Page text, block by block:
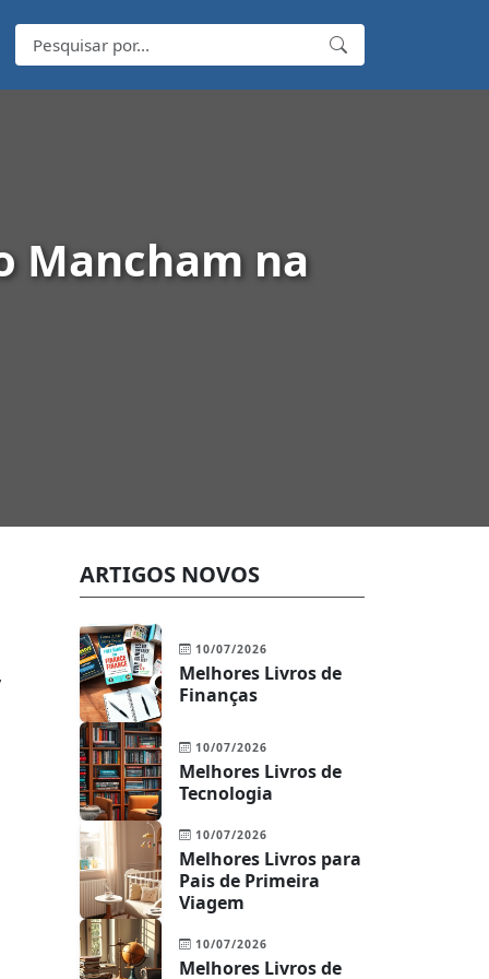
Mancham na
ARTIGOS NOVOS
10/07/2026
Melhores Livros de
Finanças
10/07/2026
Melhores Livros de
Tecnologia
10/07/2026
Melhores Livros para
Pais de Primeira
Viagem
10/07/2026
Melhores Livros de